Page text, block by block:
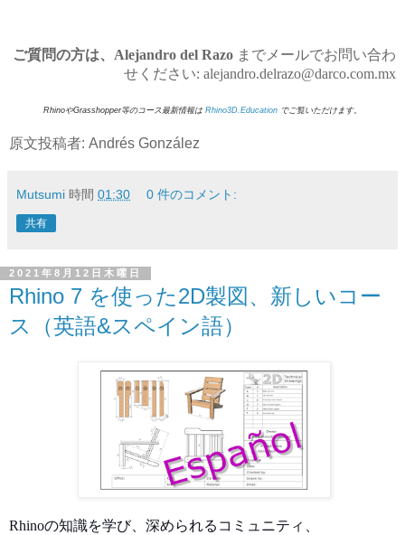
ご質問の方は、 Alejandro del Razo までメールでお問い合わ
せください: alejandro.delrazo@darco.com.mx
RhinoやGrasshopper等のコース最新情報は Rhino3D.Education でご覧いただけます。
原文投稿者: Andrés González
Mutsumi 時間 01:30 0 件のコメント:
共有
2021年8月12日木曜日
Rhino 7 を使った2D製図、新しいコー
ス（英語&スペイン語）
Rhinoの知識を学び、深められるコミュニティ、